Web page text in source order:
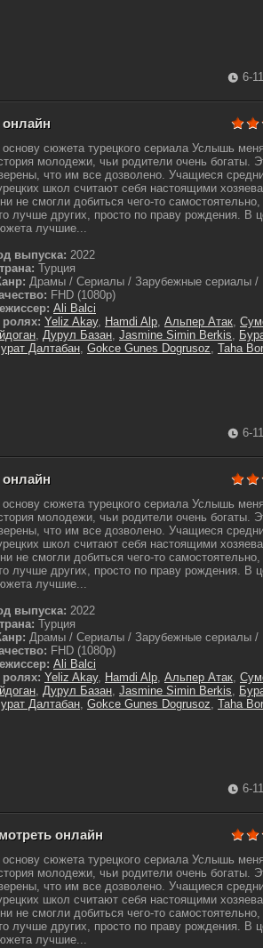
6-
основу сюжета турецкого сериала Услышь
молодежи, чьи родители очень богаты.
что им все дозволено. Учащиеся
школ считают себя настоящими
не смогли добиться чего-то
лучше других, просто по праву рождения. В
лучшие...
выпуска: 2022
Турция
Драмы / Сериалы / Зарубежные сериалы /
FHD (1080p)
Ali Balci
ролях: Yeliz Akay, Hamdi Alp, Альпер Атак,
, Дурул Базан, Jasmine Simin Berkis,
Далтабан, Gokce Gunes Dogrusoz, Taha
6-
основу сюжета турецкого сериала Услышь
молодежи, чьи родители очень богаты.
что им все дозволено. Учащиеся
школ считают себя настоящими
не смогли добиться чего-то
лучше других, просто по праву рождения. В
лучшие...
выпуска: 2022
Турция
Драмы / Сериалы / Зарубежные сериалы /
FHD (1080p)
Ali Balci
ролях: Yeliz Akay, Hamdi Alp, Альпер Атак,
, Дурул Базан, Jasmine Simin Berkis,
Далтабан, Gokce Gunes Dogrusoz, Taha
6-
онлайн
основу сюжета турецкого сериала Услышь
молодежи, чьи родители очень богаты.
что им все дозволено. Учащиеся
школ считают себя настоящими
не смогли добиться чего-то
лучше других, просто по праву рождения. В
лучшие...